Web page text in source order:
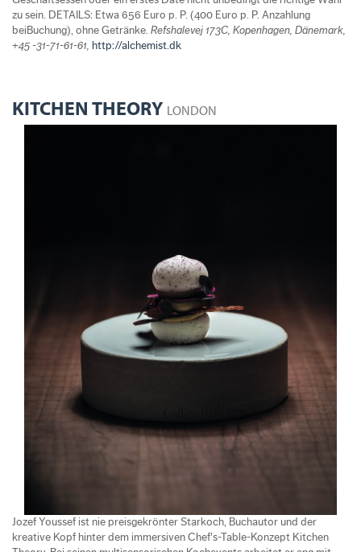
zu sein. DETAILS: Etwa 656 Euro p. P. (400 Euro p. P. Anzahlung
beiBuchung), ohne Getränke. Refshalevej 173C, Kopenhagen, Dänemark,
+45 -31-71-61-61,
http://alchemist.dk
KITCHEN THEORY LONDON
Jozef Youssef ist nie preisgekrönter Starkoch, Buchautor und der
kreative Kopf hinter dem immersiven Chef's-Table-Konzept Kitchen